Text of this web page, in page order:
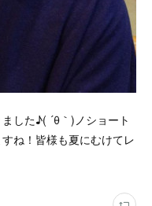
した♪( ´θ｀)ノショート
ね！皆様も夏にむけてレ